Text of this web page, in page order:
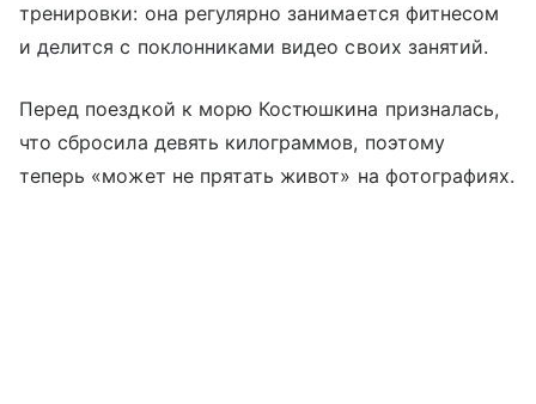
тренировки: она регулярно занимается фитнесом
и делится с поклонниками видео своих занятий.
Перед поездкой к морю Костюшкина призналась,
что сбросила девять килограммов, поэтому
теперь «может не прятать живот» на фотографиях.